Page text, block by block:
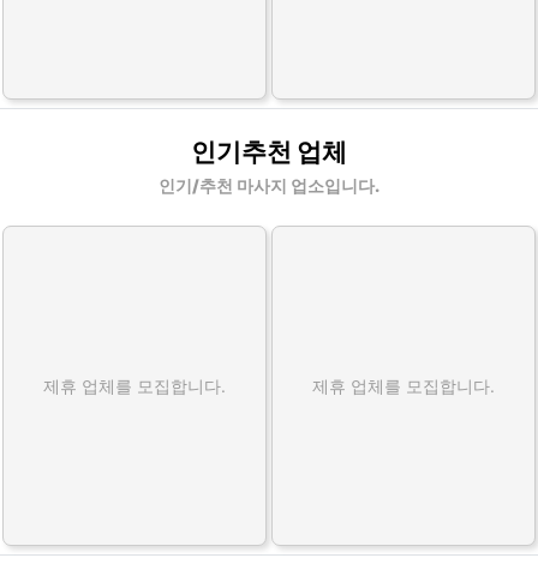
인기추천 업체
인기/추천 마사지 업소입니다.
제휴 업체를 모집합니다. 제휴 업체를 모집합니다.